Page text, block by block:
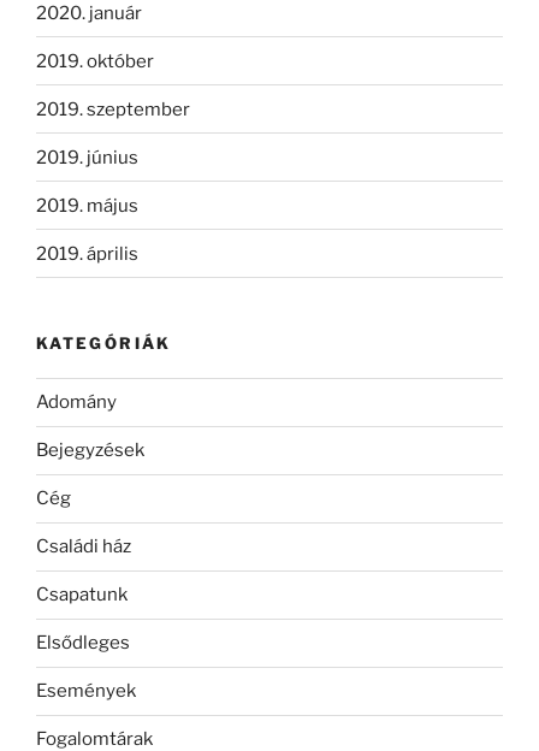
2020. január
2019. október
2019. szeptember
2019. június
2019. május
2019. április
KATEGÓRIÁK
Adomány
Bejegyzések
Cég
Családi ház
Csapatunk
Elsődleges
Események
Fogalomtárak